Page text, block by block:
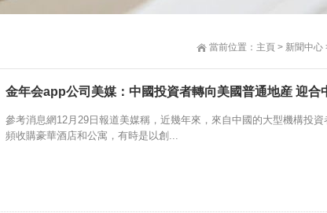
當前位置： 主頁 > 新聞中心
金年会app公司美媒：中國投資者轉向美國普通地産 迎合
參考消息網12月29日報道美媒稱，近幾年來，來自中國的大型機構投資
頻收購豪華酒店和公寓，有時是以創...